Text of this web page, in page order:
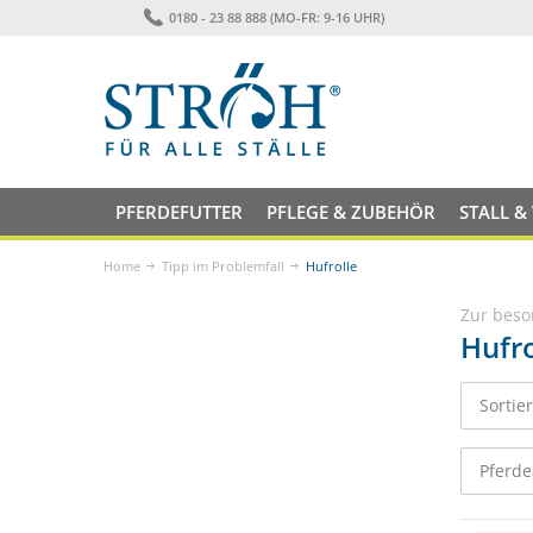
0180 - 23 88 888 (MO-FR: 9-16 UHR)
PFERDEFUTTER PFLEGE & ZUBEHÖR STALL &
Home Tipp im Problemfall Hufrolle
Zur